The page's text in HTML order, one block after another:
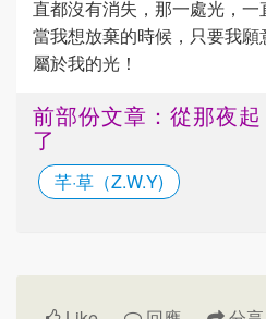
直都沒有消失，那一處光，一
當我想放棄的時候，只要我願
屬於我的光！
前部份文章：從那夜
了
芊·草（Z.W.Y)